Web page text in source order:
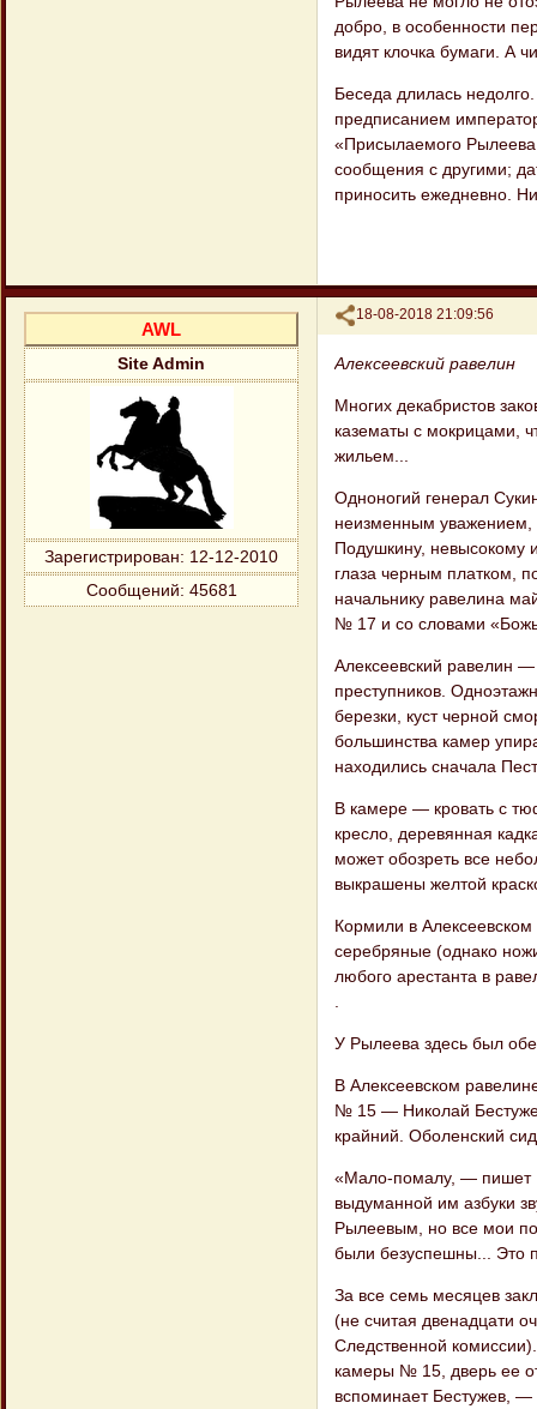
добро, в особенности
видят клочка бумаги. А
Беседа длилась
предписанием
«Присылаемого Рылеева
сообщения с другими;
приносить ежедневно.
Поделиться
18-08-2018 21:09:56
AWL
Site Admin
Зарегистрирован: 12-12-2010
Сообщений: 45681
Алексеевский равелин
Многих декабристов
казематы с мокрицами,
жильем...
Одноногий генерал
неизменным уважением,
Подушкину, невысокому
глаза черным платком,
начальнику равелина
№ 17 и со словами
Алексеевский равелин
преступников.
березки, куст черной
большинства камер
находились сначала
В камере — кровать с
кресло, деревянная
может обозреть все
выкрашены желтой
Кормили в
серебряные (однако
любого арестанта в
У Рылеева здесь был
В Алексеевском
№ 15 — Николай
крайний. Оболенский
«Мало-помалу, — пишет
выдуманной им азбуки
Рылеевым, но все мои
были безуспешны... Это
За все семь месяцев
(не считая двенадцати
Следственной
камеры № 15, дверь ее
вспоминает Бестужев, —